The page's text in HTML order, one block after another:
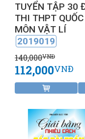
TUYỂN TẬP 30
THI THPT
MÔN VẬT LÍ
2019019
140,000VNĐ
112,000VNĐ